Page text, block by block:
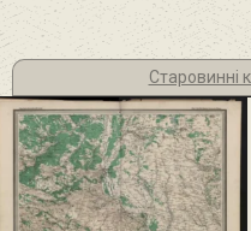
Старовинні